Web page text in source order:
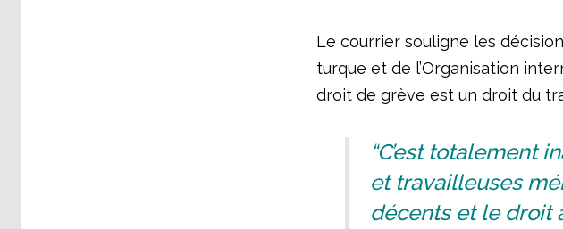
Le courrier souligne les
turque et de l’Organisation
droit de grève est un droit du
“C’est totalement
et travailleuses
décents et le droit